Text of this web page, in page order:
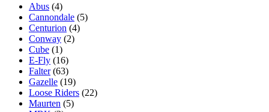
Abus (4)
Cannondale (5)
Centurion (4)
Conway (2)
Cube (1)
E-Fly (16)
Falter (63)
Gazelle (19)
Loose Riders (22)
Maurten (5)